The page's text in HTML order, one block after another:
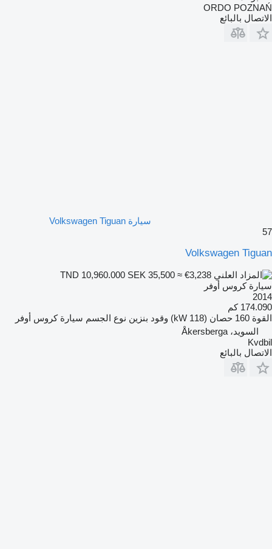
ORDO POZNAŃ
الاتصال بالبائع
سيارة Volkswagen Tiguan
57
Volkswagen Tiguan
SEK 35,500 ≈ €3,238
سيارة كروس أوفر
2014
174.090 كم
القوة 160 حصان (118 kW) وقود بنزين نوع الجسم سيارة كروس أوفر
السويد، Åkersberga
Kvdbil
الاتصال بالبائع